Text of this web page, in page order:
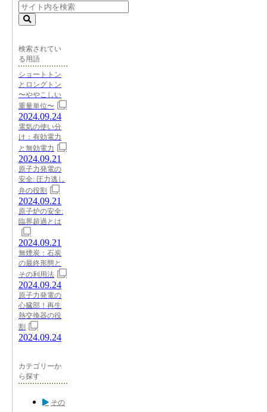
検索されてい
る用語
ショートトン
とロングトン
〜ややこしい
重量単位〜
2024.09.24
電気の使い分
け：有効電力
と無効電力
2024.09.21
原子力発電の
安全: 圧力逃し
弁の役割
2024.09.21
原子炉の安全:
臨界超過とは
2024.09.21
無煙炭：石炭
の最終形態と
その利用法
2024.09.24
原子力発電の
心臓部！再生
熱交換器の役
割
2024.09.24
カテゴリーか
ら探す
その